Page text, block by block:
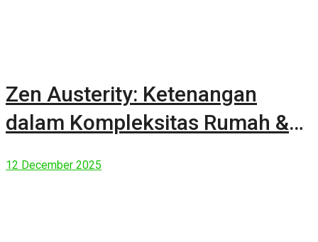
Zen Austerity: Ketenangan
dalam Kompleksitas Rumah &
12 December 2025